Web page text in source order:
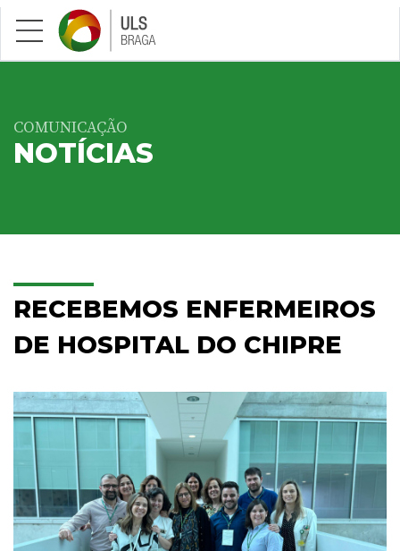
Saltar para conteúdo principal
COMUNICAÇÃO
NOTÍCIAS
RECEBEMOS ENFERMEIROS
DE HOSPITAL DO CHIPRE